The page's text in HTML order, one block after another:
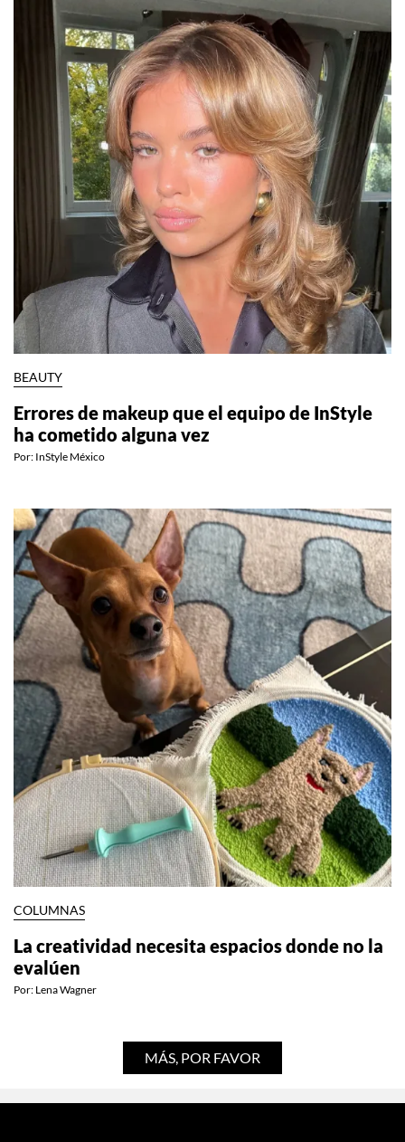
BEAUTY
Errores de makeup que el equipo de InStyle
ha cometido alguna vez
Por: InStyle México
COLUMNAS
La creatividad necesita espacios donde no la
evalúen
Por: Lena Wagner
MÁS, POR FAVOR